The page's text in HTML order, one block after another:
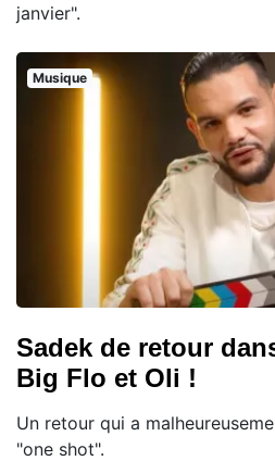
janvier".
Musique
Sadek de retour
Big Flo et Oli !
Un retour qui a
"one shot".